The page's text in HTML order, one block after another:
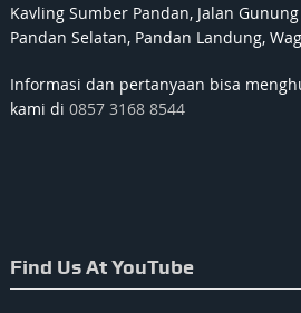
Kavling Sumber Pandan, Jalan Gunung
Pandan Selatan, Pandan Landung,
Informasi dan pertanyaan bisa
kami di 0857 3168 8544
Find Us At YouTube